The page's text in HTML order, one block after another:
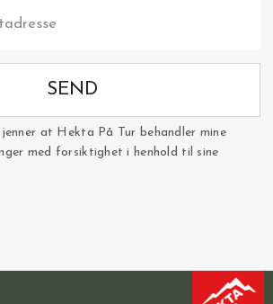
SEND
at Hekta På Tur behandler mine
med forsiktighet i henhold til sine